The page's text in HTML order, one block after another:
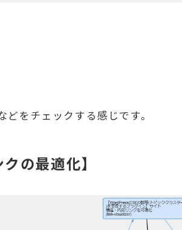
をチェックする感じです。
の最適化】